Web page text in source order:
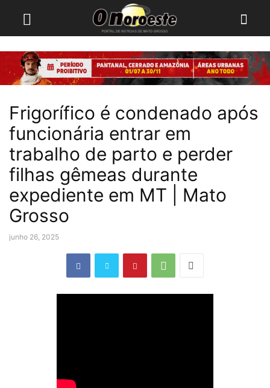
Frigorífico é condenado após
funcionária entrar em
trabalho de parto e perder
filhas gêmeas durante
expediente em MT | Mato
Grosso
junho 26, 2025